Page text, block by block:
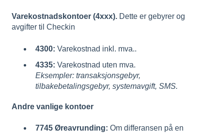
Varekostnadskontoer (4xxx). Dette er gebyrer og
avgifter til Checkin
4300: Varekostnad inkl. mva..
4335: Varekostnad uten mva.
Eksempler: transaksjonsgebyr,
tilbakebetalingsgebyr, systemavgift, SMS.
Andre vanlige kontoer
7745 Øreavrunding: Om differansen på en